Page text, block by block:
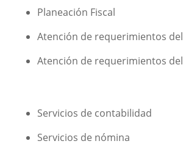
Planeación Fiscal
Atención de requerimientos del
Atención de requerimientos del
Servicios de contabilidad
Servicios de nómina